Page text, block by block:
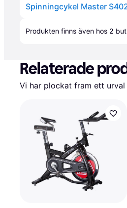
Spinningcykel Master
Produkten finns även hos 2
Relaterade
Vi har plockat fram ett